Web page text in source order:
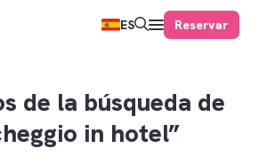
ES Reservar
de la búsqueda de
in hotel”